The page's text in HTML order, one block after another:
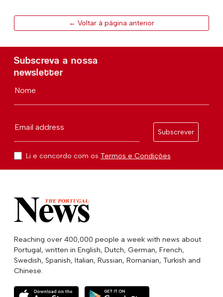
← Voltar à página anterior
Subscreva a nossa
newsletter
Nome
Email address
Subscrever
Li e concordo com os Termos e Condições
Reaching over 400,000 people a week with news about
Portugal, written in English, Dutch, German, French,
Swedish, Spanish, Italian, Russian, Romanian, Turkish and
Chinese.